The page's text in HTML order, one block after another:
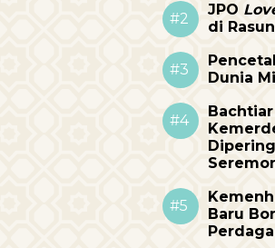
#2
JPO
di
#3
Dunia
#4
Bachtiar
#5
Baru